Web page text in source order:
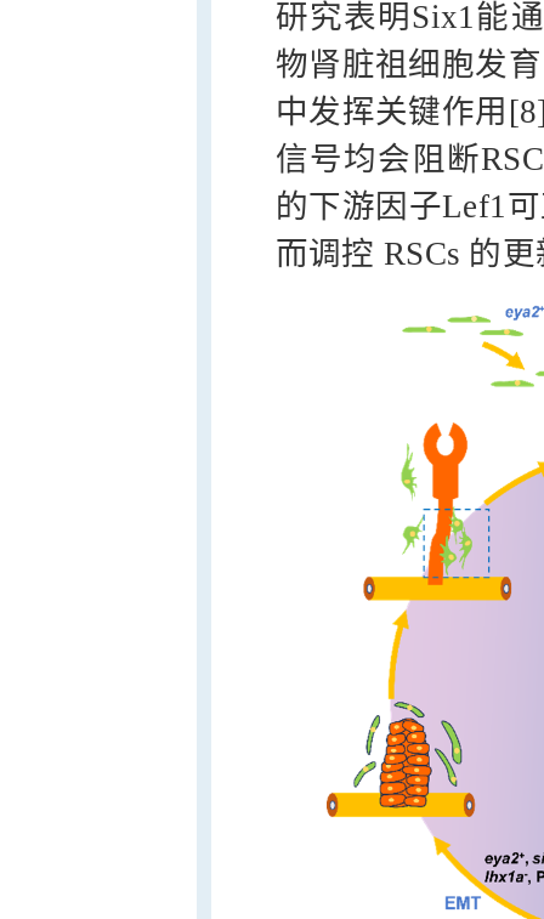
研究表明Six1能
物肾脏祖细胞发
中发挥关键作用
信号均会阻断
的下游因子Lef1
而调控 RSCs 的